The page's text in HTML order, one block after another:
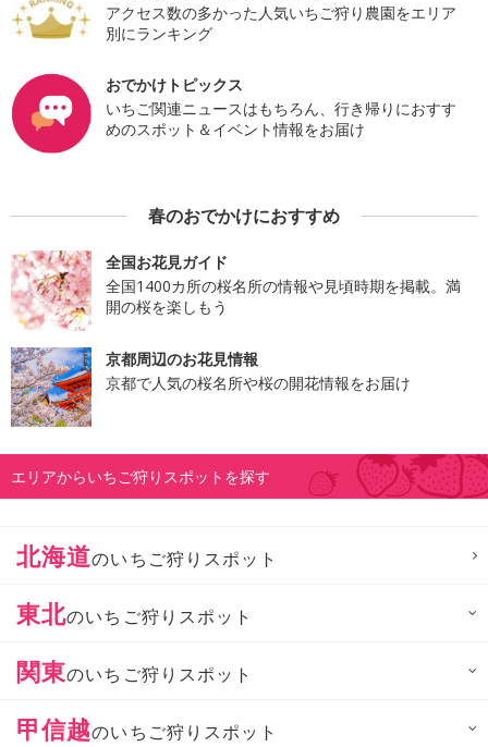
アクセス数の多かった人気いちご狩り農園をエリア
別にランキング
おでかけトピックス
いちご関連ニュースはもちろん、行き帰りにおすす
めのスポット＆イベント情報をお届け
春のおでかけにおすすめ
全国お花見ガイド
全国1400カ所の桜名所の情報や見頃時期を掲載。満
開の桜を楽しもう
京都周辺のお花見情報
京都で人気の桜名所や桜の開花情報をお届け
エリアからいちご狩りスポットを探す
北海道のいちご狩りスポット
東北のいちご狩りスポット
関東のいちご狩りスポット
甲信越のいちご狩りスポット